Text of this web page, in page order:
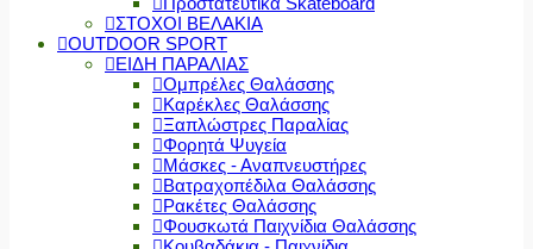
ΣΤΟΧΟΙ ΒΕΛΑΚΙΑ
OUTDOOR SPORT
ΕΙΔΗ ΠΑΡΑΛΙΑΣ
Ομπρέλες Θαλάσσης
Καρέκλες Θαλάσσης
Ξαπλώστρες Παραλίας
Φορητά Ψυγεία
Μάσκες - Αναπνευστήρες
Βατραχοπέδιλα Θαλάσσης
Ρακέτες Θαλάσσης
Φουσκωτά Παιχνίδια Θαλάσσης